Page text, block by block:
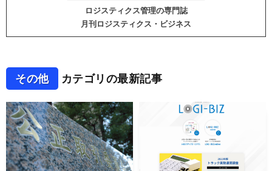
ロジスティクス管理の専門誌
月刊ロジスティクス・ビジネス
その他 カテゴリの最新記事